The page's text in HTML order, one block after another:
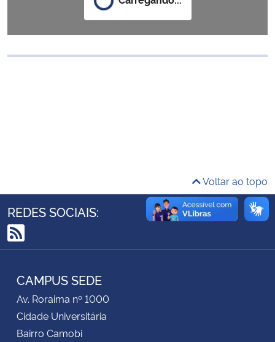
Controladoria-Geral da União
Secretaria-Geral
Secretaria de Governo
Voltar ao topo
REDES SOCIAIS:
RSS
CAMPUS SEDE
Av. Roraima nº 1000
Cidade Universitária
Bairro Camobi